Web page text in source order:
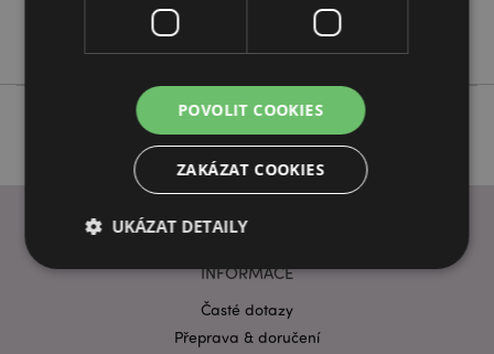
INFORMACE
Časté dotazy
Přeprava & doručení
POVOLIT COOKIES
ZAKÁZAT COOKIES
UKÁZAT DETAILY
Bezpodmínečně nutné soubory
Cílení souborů
Funkční